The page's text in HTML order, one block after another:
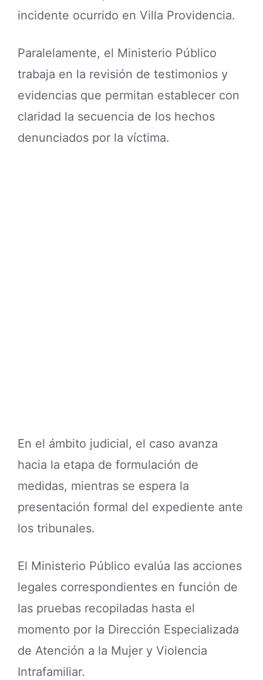
incidente ocurrido en Villa Providencia.
Paralelamente, el Ministerio Público
trabaja en la revisión de testimonios y
evidencias que permitan establecer con
claridad la secuencia de los hechos
denunciados por la víctima.
En el ámbito judicial, el caso avanza
hacia la etapa de formulación de
medidas, mientras se espera la
presentación formal del expediente ante
los tribunales.
El Ministerio Público evalúa las acciones
legales correspondientes en función de
las pruebas recopiladas hasta el
momento por la Dirección Especializada
de Atención a la Mujer y Violencia
Intrafamiliar.